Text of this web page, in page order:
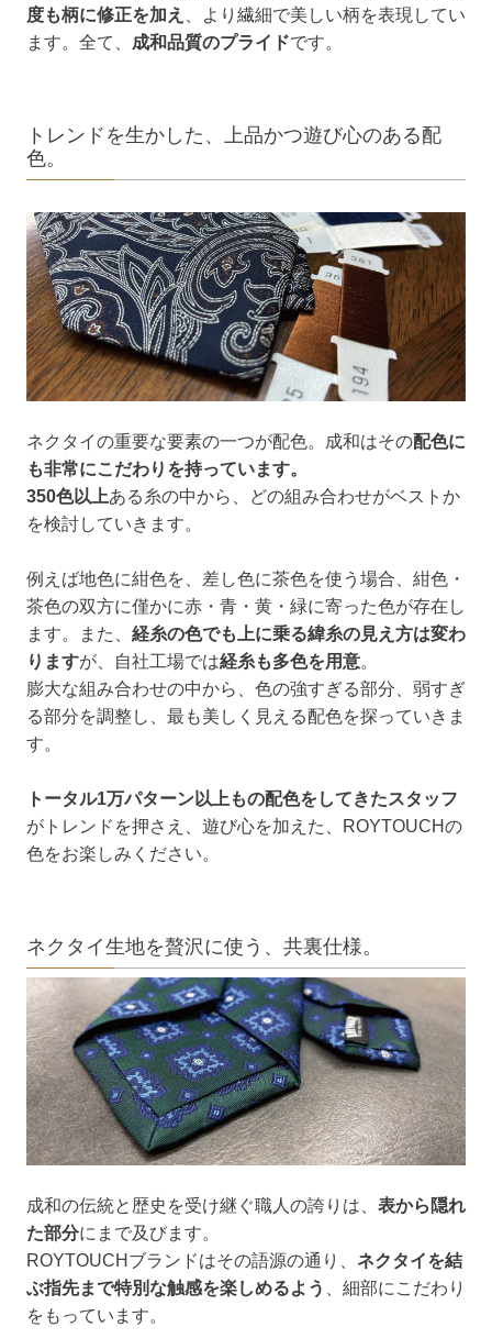
度も柄に修正を加え
、より繊細で美しい柄を表現してい
ます。全て、 成和品質のプライドです。
トレンドを生かした、上品かつ遊び心のある配
色。
ネクタイの重要な要素の一つが配色。成和はその配色に
も非常にこだわりを持っています。
350色以上ある糸の中から、どの組み合わせがベストか
を検討していきます。
例えば地色に紺色を、差し色に茶色を使う場合、紺色・
茶色の双方に僅かに赤・青・黄・緑に寄った色が存在し
ます。また、 経糸の色でも上に乗る緯糸の見え方は変わ
りますが、自社工場では経糸も多色を用意。
膨大な組み合わせの中から、色の強すぎる部分、弱すぎ
る部分を調整し、最も美しく見える配色を探っていきま
す。
トータル1万パターン以上もの配色をしてきたスタッフ
がトレンドを押さえ、遊び心を加えた、ROYTOUCHの
色をお楽しみください。
ネクタイ生地を贅沢に使う、共裏仕様。
成和の伝統と歴史を受け継ぐ職人の誇りは、 表から隠れ
た部分にまで及びます。
ROYTOUCHブランドはその語源の通り、 ネクタイを結
ぶ指先まで特別な触感を楽しめるよう
、細部にこだわり
をもっています。